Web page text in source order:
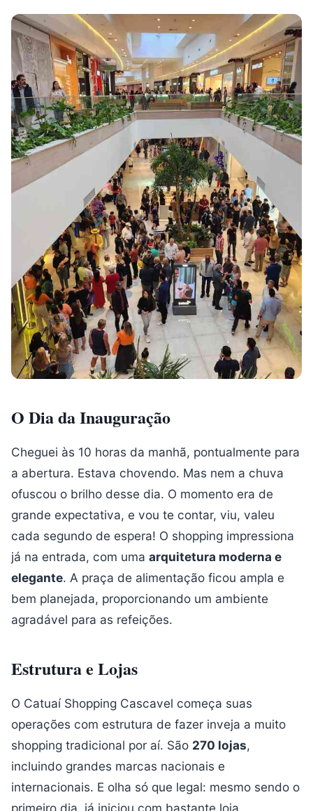
O Dia da Inauguração
Cheguei às 10 horas da manhã, pontualmente para
a abertura. Estava chovendo. Mas nem a chuva
ofuscou o brilho desse dia. O momento era de
grande expectativa, e vou te contar, viu, valeu
cada segundo de espera! O shopping impressiona
já na entrada, com uma arquitetura moderna e
elegante. A praça de alimentação ficou ampla e
bem planejada, proporcionando um ambiente
agradável para as refeições.
Estrutura e Lojas
O Catuaí Shopping Cascavel começa suas
operações com estrutura de fazer inveja a muito
shopping tradicional por aí. São 270 lojas,
incluindo grandes marcas nacionais e
internacionais. E olha só que legal: mesmo sendo o
primeiro dia, já iniciou com bastante loja